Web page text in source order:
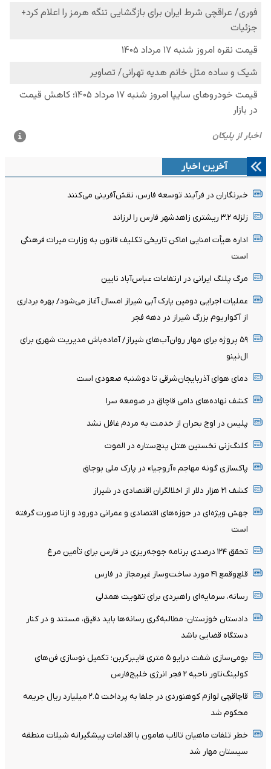
آخرین اخبار
خبرنگاران در فرآیند توسعه فارس، نقش‌آفرینی می‌کنند
زلزله ۳.۲ ریشتری زاهدشهر فارس را لرزاند
اداره هیأت امنایی اماکن تاریخی تکلیف قانون به وزارت میراث فرهنگی
است
مرگ پلنگ ایرانی در ارتفاعات عباس‌آباد نایین
عملیات اجرایی دومین پارک آبی شیراز امسال آغاز می‌شود/ بهره برداری
از آکواریوم بزرگ شیراز در دهه فجر
۵۹ پروژه برای مهار روان‌آب‌های شیراز/ آماده‌باش مدیریت شهری برای
ال‌نینو
دمای هوای آذربایجان‌شرقی تا دوشنبه صعودی است
کشف نهاده‌های دامی قاچاق در صومعه سرا
پلیس در اوج بحران از خدمت به مردم غافل نشد
کلنگ‌زنی نخستین هتل پنج‌ستاره در الموت
پاکسازی گونه مهاجم «آروجیا» در پارک ملی بوجاق
کشف ۲۱ هزار دلار از اخلالگران اقتصادی در شیراز
جهش ویژه‌ای در حوزه‌های اقتصادی و عمرانی دورود و ازنا صورت گرفته
است
تحقق ۱۲۴ درصدی برنامه جوجه‌ریزی در فارس برای تأمین مرغ
قلع‌وقمع ۴۱ مورد ساخت‌وساز غیرمجاز در فارس
رسانه، سرمایه‌ای راهبردی برای تقویت همدلی
دادستان خوزستان: مطالبه‌گری رسانه‌ها باید دقیق، مستند و در کنار
دستگاه قضایی باشد
بومی‌سازی شفت درایو ۵ متری فایبرکربن؛ تکمیل نوسازی فن‌های
کولینگ‌تاور ناحیه ۲ فجر انرژی خلیج‌فارس
قاچاقچی لوازم کوهنوردی در جلفا به پرداخت ۲.۵ میلیارد ریال جریمه
محکوم شد
خطر تلفات ماهیان تالاب هامون با اقدامات پیشگیرانه شیلات منطقه
سیستان مهار شد